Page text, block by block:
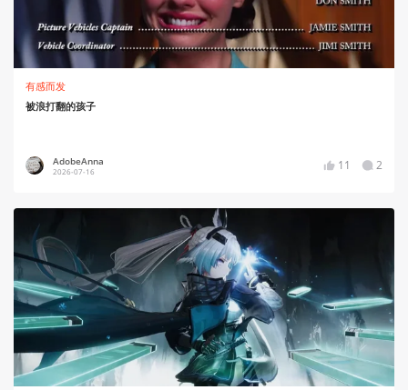
有感而发
被浪打翻的孩子
AdobeAnna
2026-07-16 11 2